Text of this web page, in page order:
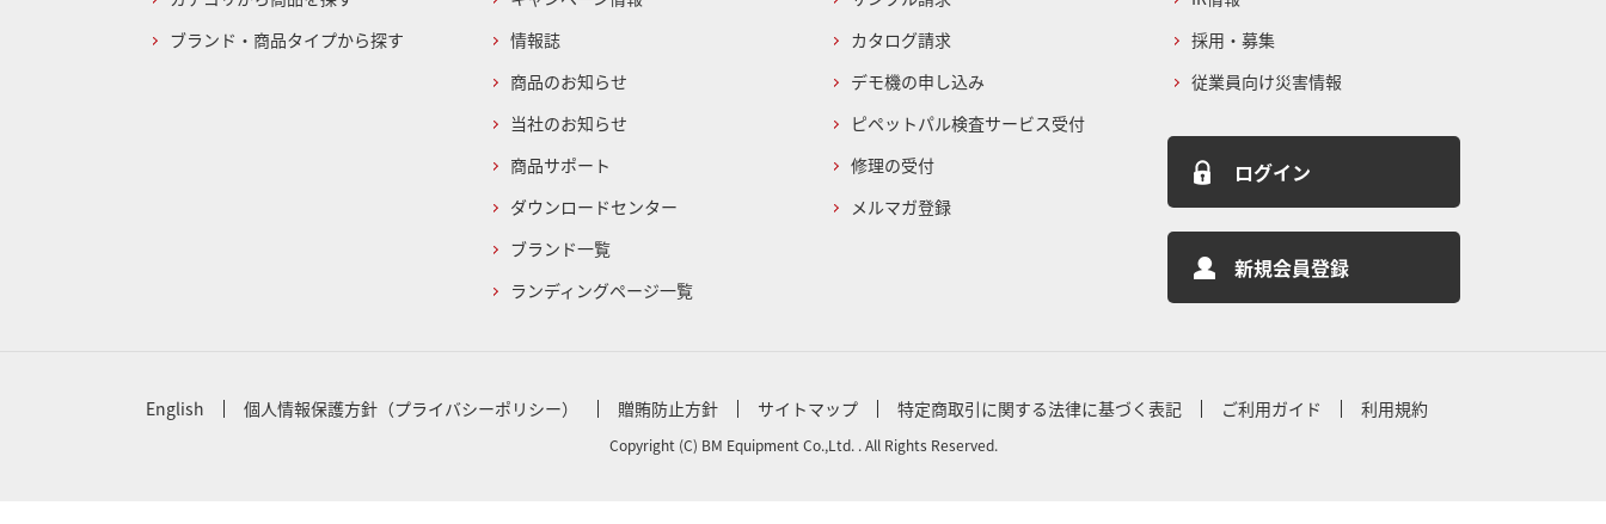
ブランド・商品タイプから探す
情報誌
商品のお知らせ
当社のお知らせ
商品サポート
ダウンロードセンター
ブランド一覧
ランディングページ一覧
カタログ請求
デモ機の申し込み
ピペットパル検査サービス受付
修理の受付
メルマガ登録
採用・募集
従業員向け災害情報
ログイン
新規会員登録
English 個人情報保護方針（プライバシーポリシー） 贈賄防止方針 サイトマップ 特定商取引に関する法律に基づく表記 ご利用ガイド 利用規約
Copyright (C) BM Equipment Co.,Ltd. . All Rights Reserved.